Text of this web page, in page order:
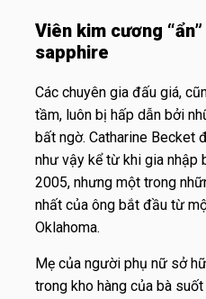
Viên kim cương
sapphire
Các chuyên gia đấu giá,
tầm, luôn bị hấp dẫn bởi
bất ngờ. Catharine Becket
như vậy kể từ khi gia nhập
2005, nhưng một trong
nhất của ông bắt đầu từ
Oklahoma.
Mẹ của người phụ nữ sở
trong kho hàng của bà